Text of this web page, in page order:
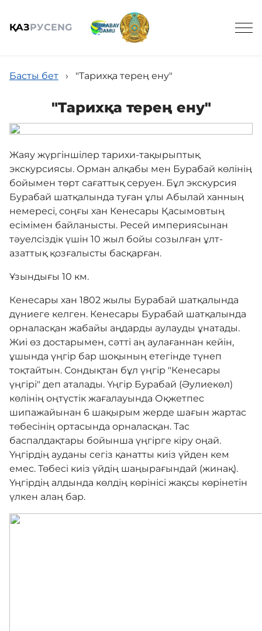
ҚАЗРУСENG
Жалпы мәліметтер
Туризм
Оқиғалар
Байланыс
Құжаттар
Байланыс
Адалдық алаңы
Бірыңғай сөздік
Нашар көретіндерге
арналған нұсқа
Басты бет › "Tарихқа терең ену"
"Tарихқа терең ену"
Жаяу жүргіншілер тарихи-тақырыптық
экскурсиясы. Орман алқабы мен Бурабай көлінің
бойымен төрт сағаттық серуен. Бұл экскурсия
Бурабай шатқалында туған ұлы Абылай ханның
немересі, соңғы хан Кенесары Қасымовтың
есімімен байланысты. Ресей империясынан
тәуелсіздік үшін 10 жыл бойы созылған ұлт-
азаттық қозғалысты басқарған.
Ұзындығы 10 км.
Кенесары хан 1802 жылы Бурабай шатқалында
дүниеге келген. Кенесары Бурабай шатқалында
орналасқан жабайы аңдарды аулауды ұнатады.
Жиі өз достарымен, сәтті аң аулағаннан кейін,
ұшында үңгір бар шоқының етегінде түнеп
тоқтайтын. Сондықтан бұл үңгір "Кенесары
үңгірі" деп аталады. Үңгір Бурабай (Әулиекөл)
көлінің оңтүстік жағалауында Оқжетпес
шипажайынан 6 шақырым жерде шағын жартас
төбесінің ортасында орналасқан. Тас
баспалдақтары бойынша үңгірге кіру оңай.
Үңгірдің ауданы сегіз қанатты киіз үйден кем
емес. Төбесі киіз үйдің шаңырағындай (жинақ).
Үңгірдің алдында көлдің көрінісі жақсы көрінетін
үлкен алаң бар.